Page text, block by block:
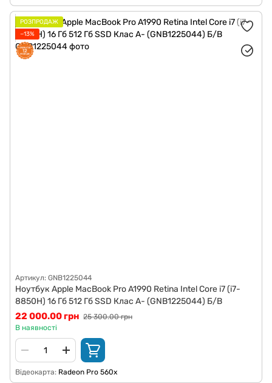
РОЗПРОДАЖ
−13%
Артикул: GNB1225044
Ноутбук Apple MacBook Pro A1990 Retina Intel Core i7 (i7-
8850H) 16 Гб 512 Гб SSD Клас A- (GNB1225044) Б/В
22 000.00 грн 25 300.00 грн
В наявності
Відеокарта Radeon Pro 560x